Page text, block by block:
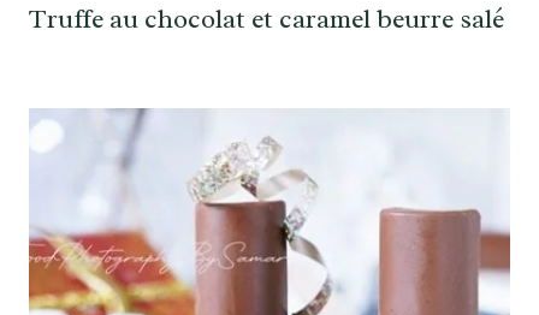
Truffe au chocolat et caramel beurre salé